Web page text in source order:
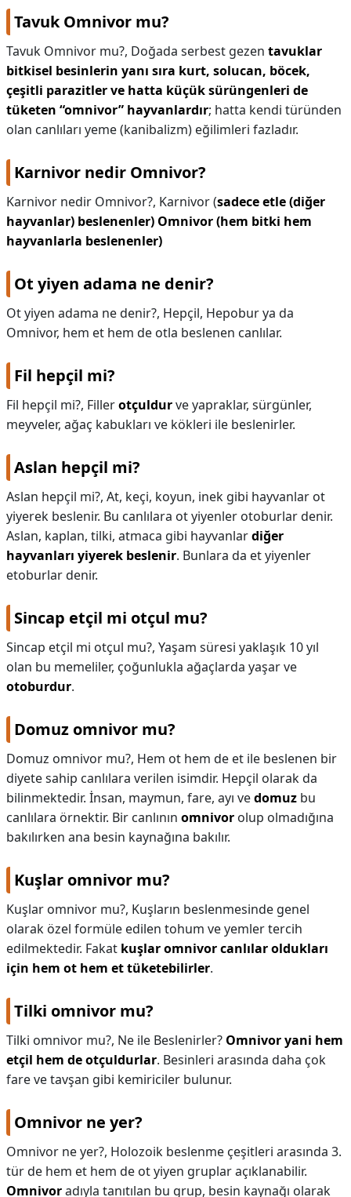
Tavuk Omnivor mu?
Tavuk Omnivor mu?, Doğada serbest gezen tavuklar
bitkisel besinlerin yanı sıra kurt, solucan, böcek,
çeşitli parazitler ve hatta küçük sürüngenleri de
tüketen “omnivor” hayvanlardır; hatta kendi türünden
olan canlıları yeme (kanibalizm) eğilimleri fazladır.
Karnivor nedir Omnivor?
Karnivor nedir Omnivor?, Karnivor (sadece etle (diğer
hayvanlar) beslenenler) Omnivor (hem bitki hem
hayvanlarla beslenenler)
Ot yiyen adama ne denir?
Ot yiyen adama ne denir?, Hepçil, Hepobur ya da
Omnivor, hem et hem de otla beslenen canlılar.
Fil hepçil mi?
Fil hepçil mi?, Fillerotçuldurve yapraklar, sürgünler,
meyveler, ağaç kabukları ve kökleri ile beslenirler.
Aslan hepçil mi?
Aslan hepçil mi?, At, keçi, koyun, inek gibi hayvanlar ot
yiyerek beslenir. Bu canlılara ot yiyenler otoburlar denir.
Aslan, kaplan, tilki, atmaca gibi hayvanlardiğer
hayvanları yiyerek beslenir. Bunlara da et yiyenler
etoburlar denir.
Sincap etçil mi otçul mu?
Sincap etçil mi otçul mu?, Yaşam süresi yaklaşık 10 yıl
olan bu memeliler, çoğunlukla ağaçlarda yaşar ve
otoburdur.
Domuz omnivor mu?
Domuz omnivor mu?, Hem ot hem de et ile beslenen bir
diyete sahip canlılara verilen isimdir. Hepçil olarak da
bilinmektedir. İnsan, maymun, fare, ayı vedomuz bu
canlılara örnektir. Bir canlının omnivor olup olmadığına
bakılırken ana besin kaynağına bakılır.
Kuşlar omnivor mu?
Kuşlar omnivor mu?, Kuşların beslenmesinde genel
olarak özel formüle edilen tohum ve yemler tercih
edilmektedir. Fakat kuşlar omnivor canlılar oldukları
için hem ot hem et tüketebilirler.
Tilki omnivor mu?
Tilki omnivor mu?, Ne ile Beslenirler? Omnivor yani hem
etçil hem de otçuldurlar. Besinleri arasında daha çok
fare ve tavşan gibi kemiriciler bulunur.
Omnivor ne yer?
Omnivor ne yer?, Holozoik beslenme çeşitleri arasında 3.
tür de hem et hem de ot yiyen gruplar açıklanabilir.
Omnivoradıyla tanıtılan bu grup, besin kaynağı olarak